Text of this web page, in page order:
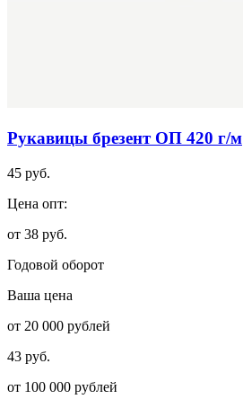
Рукавицы брезент ОП 420 г/м
45 руб.
Цена опт:
от 38 руб.
Годовой оборот
Ваша цена
от 20 000 рублей
43 руб.
от 100 000 рублей